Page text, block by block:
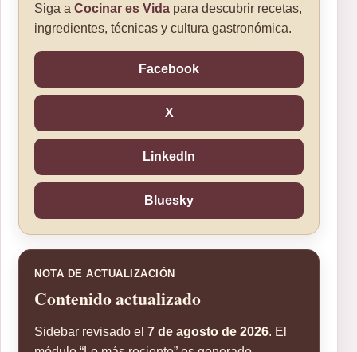
Siga a Cocinar es Vida para descubrir recetas,
ingredientes, técnicas y cultura gastronómica.
Facebook
X
LinkedIn
Bluesky
NOTA DE ACTUALIZACIÓN
Contenido actualizado
Sidebar revisado el 7 de agosto de 2026. El